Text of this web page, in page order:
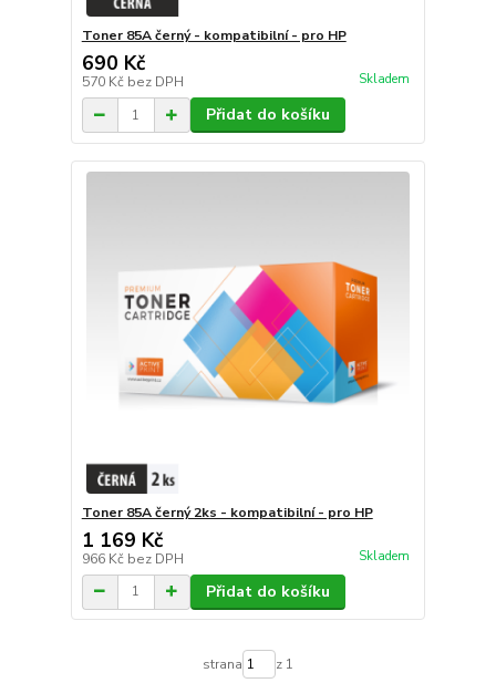
Toner 85A černý - kompatibilní - pro HP
690 Kč
570 Kč bez DPH Skladem
Přidat do košíku
Toner 85A černý 2ks - kompatibilní - pro HP
1 169 Kč
966 Kč bez DPH Skladem
Přidat do košíku
strana z 1